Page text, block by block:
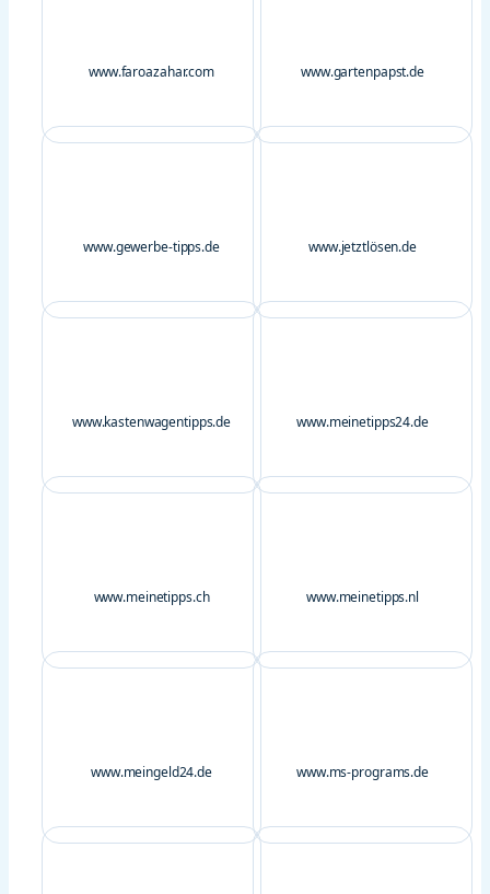
www.faroazahar.com www.gartenpapst.de
www.gewerbe-tipps.de www.jetztlösen.de
www.kastenwagentipps.de www.meinetipps24.de
www.meinetipps.ch www.meinetipps.nl
www.meingeld24.de www.ms-programs.de